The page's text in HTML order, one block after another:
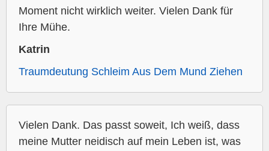
Moment nicht wirklich weiter. Vielen Dank für
Ihre Mühe.
Katrin
Traumdeutung Schleim Aus Dem Mund Ziehen
Vielen Dank. Das passt soweit, Ich weiß, dass
meine Mutter neidisch auf mein Leben ist, was